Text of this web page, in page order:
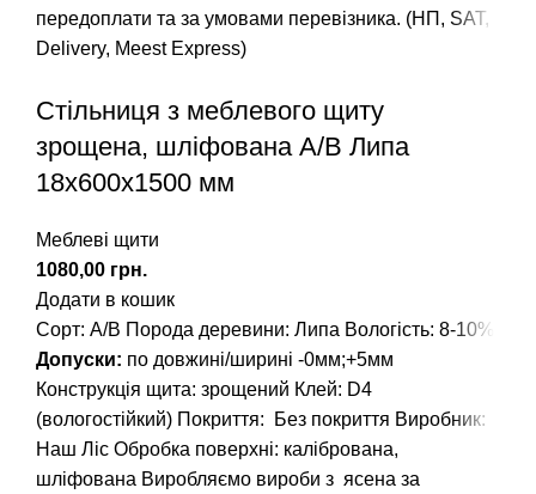
передоплати та за умовами перевізника. (НП, SAT,
Delivery, Meest Express)
Стільниця з меблевого щиту
зрощена, шліфована A/В Липа
18х600х1500 мм
Меблеві щити
грн.
Додати в кошик
Сорт: А/В Порода деревини: Липа Вологість: 8-10%
Допуски: по довжині/ширині -0мм;+5мм
Конструкція щита: зрощений Клей: D4
(вологостійкий) Покриття: Без покриття Виробник:
Наш Ліс Обробка поверхні: калібрована,
шліфована Виробляємо вироби з ясена за